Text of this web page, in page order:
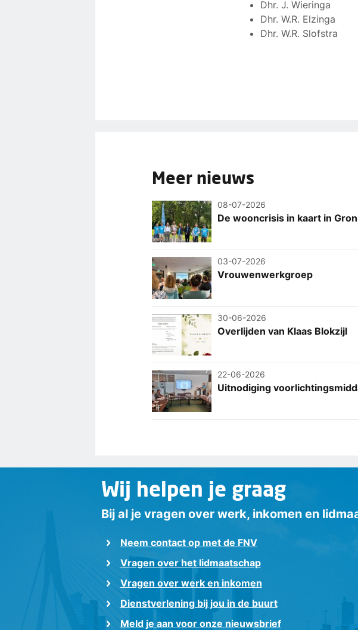
Dhr. J. Wieringa
Dhr. W.R. Elzinga
Dhr. W.R. Slofstra
Meer nieuws
08-07-2026
De wooncrisis in kaart in
03-07-2026
Vrouwenwerkgroep
30-06-2026
Overlijden van Klaas Blokzijl
22-06-2026
Uitnodiging
Wij helpen je graag
Bij al je vragen over werk, inkomen en
Neem contact op met de FNV
Vragen over het lidmaatschap
Vragen over werk en inkomen
Dienstverlening bij jou in de buurt
Meld je aan voor onze nieuwsbrief